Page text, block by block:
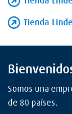
Tienda
Somos una
de 80 países.